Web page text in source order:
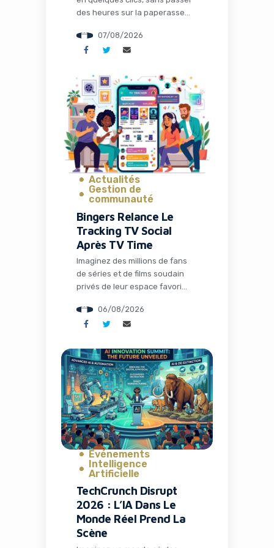
des heures sur la paperasse
des outils ou la recherche de
solutions techniques. C’est
Naïve, une startup qui vient de
lever 28,5 millions de dollars
pour transformer radicalement
la façon dont les entrepreneurs
et les développeurs lancent et
gèrent […]
07/08/2026
Actualités
Gestion de
communauté
Bingers Relance Le
Tracking TV Social
Après TV Time
Imaginez des millions de fans
de séries et de films soudain
privés de leur espace favori
partager memes et suivre leurs
visionnages en communauté.
passé avec la fermeture de TV
Time, une application culte qui
avait conquis plus de 26
millions d’installations. Mais
l’histoire ne s’arrête pas […]
06/08/2026
Événements
Intelligence
Artificielle
TechCrunch Disrupt
2026 : L’IA Dans Le
Monde Réel Prend La
Scène